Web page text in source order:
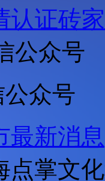
认证砖家
众号
最新消息
点掌文